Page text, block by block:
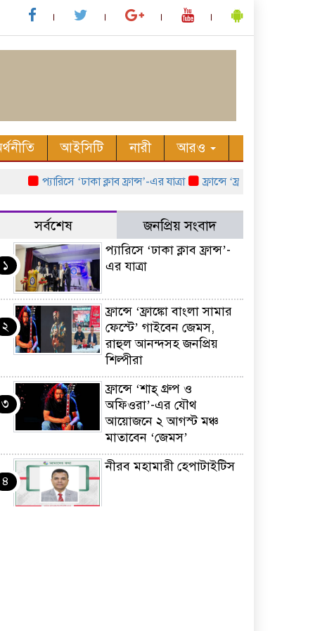
আইসিটি নারী আরও
প্যারিসে ‘ঢাকা ক্লাব ফ্রান্স’-এর যাত্রা ফ্রান্সে ‘ফ্রাঙ্কো বাংলা সামার
সর্বশেষ জনপ্রিয় সংবাদ
১
প্যারিসে ‘ঢাকা ক্লাব ফ্রান্স’-
এর যাত্রা
২
ফ্রান্সে ‘ফ্রাঙ্কো বাংলা সামার
ফেস্টে’ গাইবেন জেমস,
রাহুল আনন্দসহ জনপ্রিয়
শিল্পীরা
৩
ফ্রান্সে ‘শাহ্ গ্রুপ ও
অফিওরা’-এর যৌথ
আয়োজনে ২ আগস্ট মঞ্চ
মাতাবেন ‘জেমস’
৪
নীরব মহামারী হেপাটাইটিস